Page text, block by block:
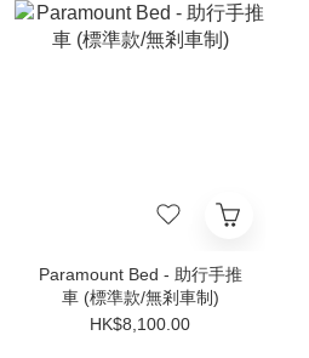
Paramount Bed - 助行手推
車 (標準款/無剎車制)
HK$8,100.00